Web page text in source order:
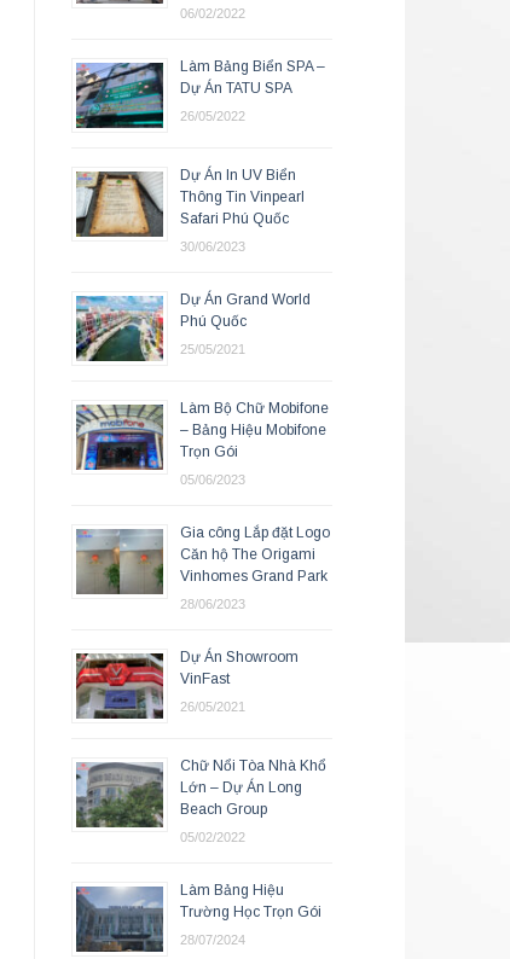
06/02/2022
Làm Bảng Biển SPA –
Dự Án TATU SPA
26/05/2022
Dự Án In UV Biển
Thông Tin Vinpearl
Safari Phú Quốc
30/06/2023
Dự Án Grand World
Phú Quốc
25/05/2021
Làm Bộ Chữ Mobifone
– Bảng Hiệu Mobifone
Trọn Gói
05/06/2023
Gia công Lắp đặt Logo
Căn hộ The Origami
Vinhomes Grand Park
28/06/2023
Dự Án Showroom
VinFast
26/05/2021
Chữ Nổi Tòa Nhà Khổ
Lớn – Dự Án Long
Beach Group
05/02/2022
Làm Bảng Hiệu
Trường Học Trọn Gói
28/07/2024